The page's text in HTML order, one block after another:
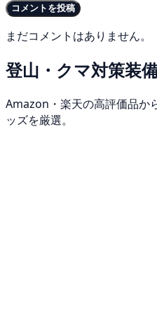
コメントを投稿
まだコメントはありません。
登山・クマ対策装
Amazon・楽天の高評価品か
ッズを厳選。